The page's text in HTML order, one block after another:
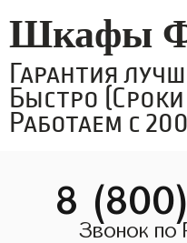
Шкафы
Гарантия
Быстро (Сроки
Работаем с
8
Звонок по